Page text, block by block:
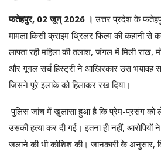
फतेहपुर, 02 जून्‌ 2026 ।उत्तर प्रदेश के
मामला किसी क्राइम थ्रिलर फिल्म की कहानी से
लापता रही महिला की तलाश, जंगल में मिली
और गूगल सर्च हिस्ट्री ने आखिरकार उस भयावह
जिसने पूरे इलाके को हिलाकर रख दिया।
पुलिस जांच में खुलासा हुआ है कि प्रेम-प्रसंग
उसकी हत्या कर दी गई। इतना ही नहीं,
जलाने की भी कोशिश की। जानकारी के अनुसार,